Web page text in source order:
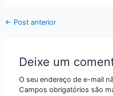
← Post anterior
Deixe um
O seu endereço de e-mail
Campos obrigatórios são